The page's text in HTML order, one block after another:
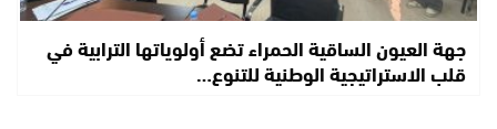
جهة العيون الساقية الحمراء تضع أولوياتها الترابية في
قلب الاستراتيجية الوطنية للتنوع…